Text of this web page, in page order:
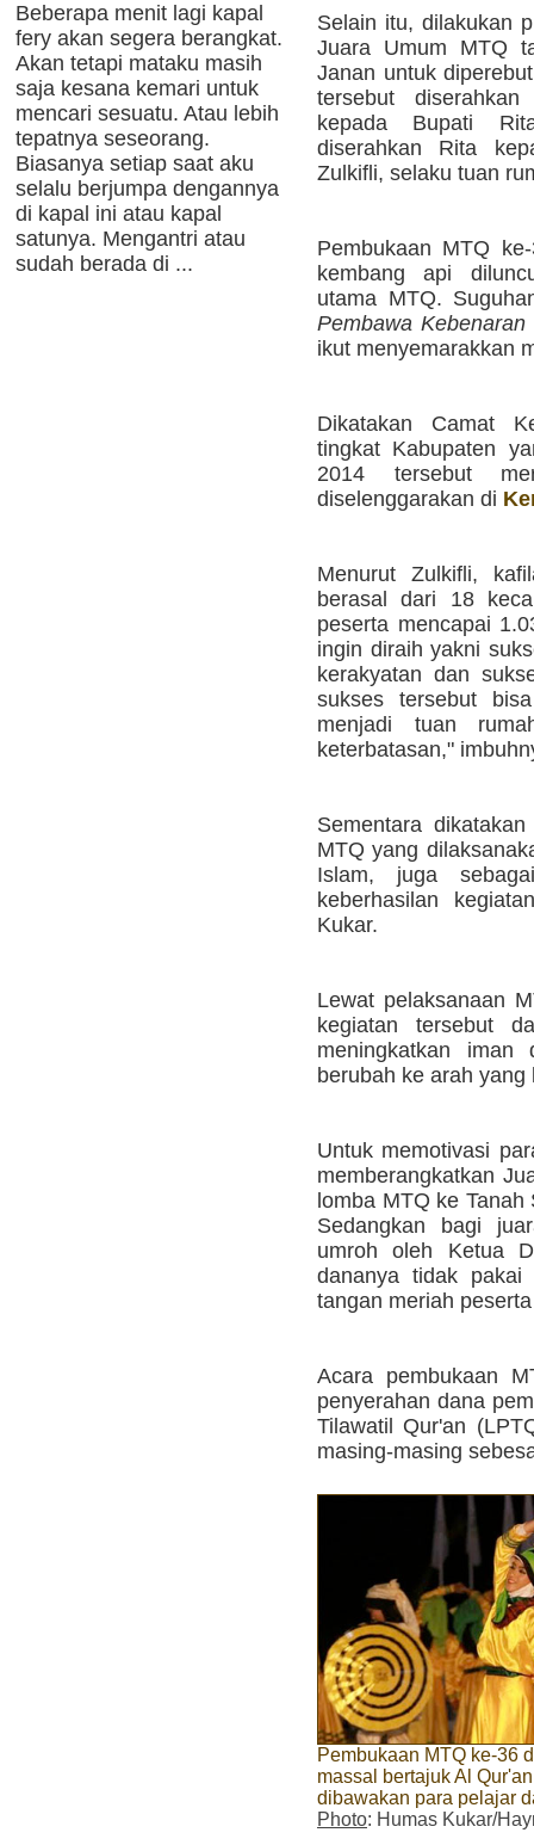
Beberapa menit lagi kapal
fery akan segera berangkat.
Akan tetapi mataku masih
saja kesana kemari untuk
mencari sesuatu. Atau lebih
tepatnya seseorang.
Biasanya setiap saat aku
selalu berjumpa dengannya
di kapal ini atau kapal
satunya. Mengantri atau
sudah berada di ...
Selain itu, dilakukan
Juara Umum MTQ
Janan untuk
tersebut
kepada Bupati
diserahkan Rita
Zulkifli, selaku tuan
Pembukaan MTQ
kembang api
utama MTQ.
Pembawa Kebenaran
ikut menyemarakkan
Dikatakan Camat
tingkat Kabupaten
2014 tersebut
diselenggarakan di
Menurut Zulkifli,
berasal dari 18
peserta mencapai
ingin diraih yakni
kerakyatan dan
sukses tersebut
menjadi tuan
keterbatasan,"
Sementara
MTQ yang
Islam, juga
keberhasilan
Kukar.
Lewat pelaksanaan
kegiatan tersebut
meningkatkan
berubah ke arah yang
Untuk memotivasi
memberangkatkan
lomba MTQ ke
Sedangkan bagi
umroh oleh Ketua
dananya tidak pakai
tangan meriah
Acara pembukaan
penyerahan dana
Tilawatil Qur'an
masing-masing
Pembukaan MTQ ke-36
massal bertajuk Al
dibawakan para pelajar
Photo: Humas Kukar/